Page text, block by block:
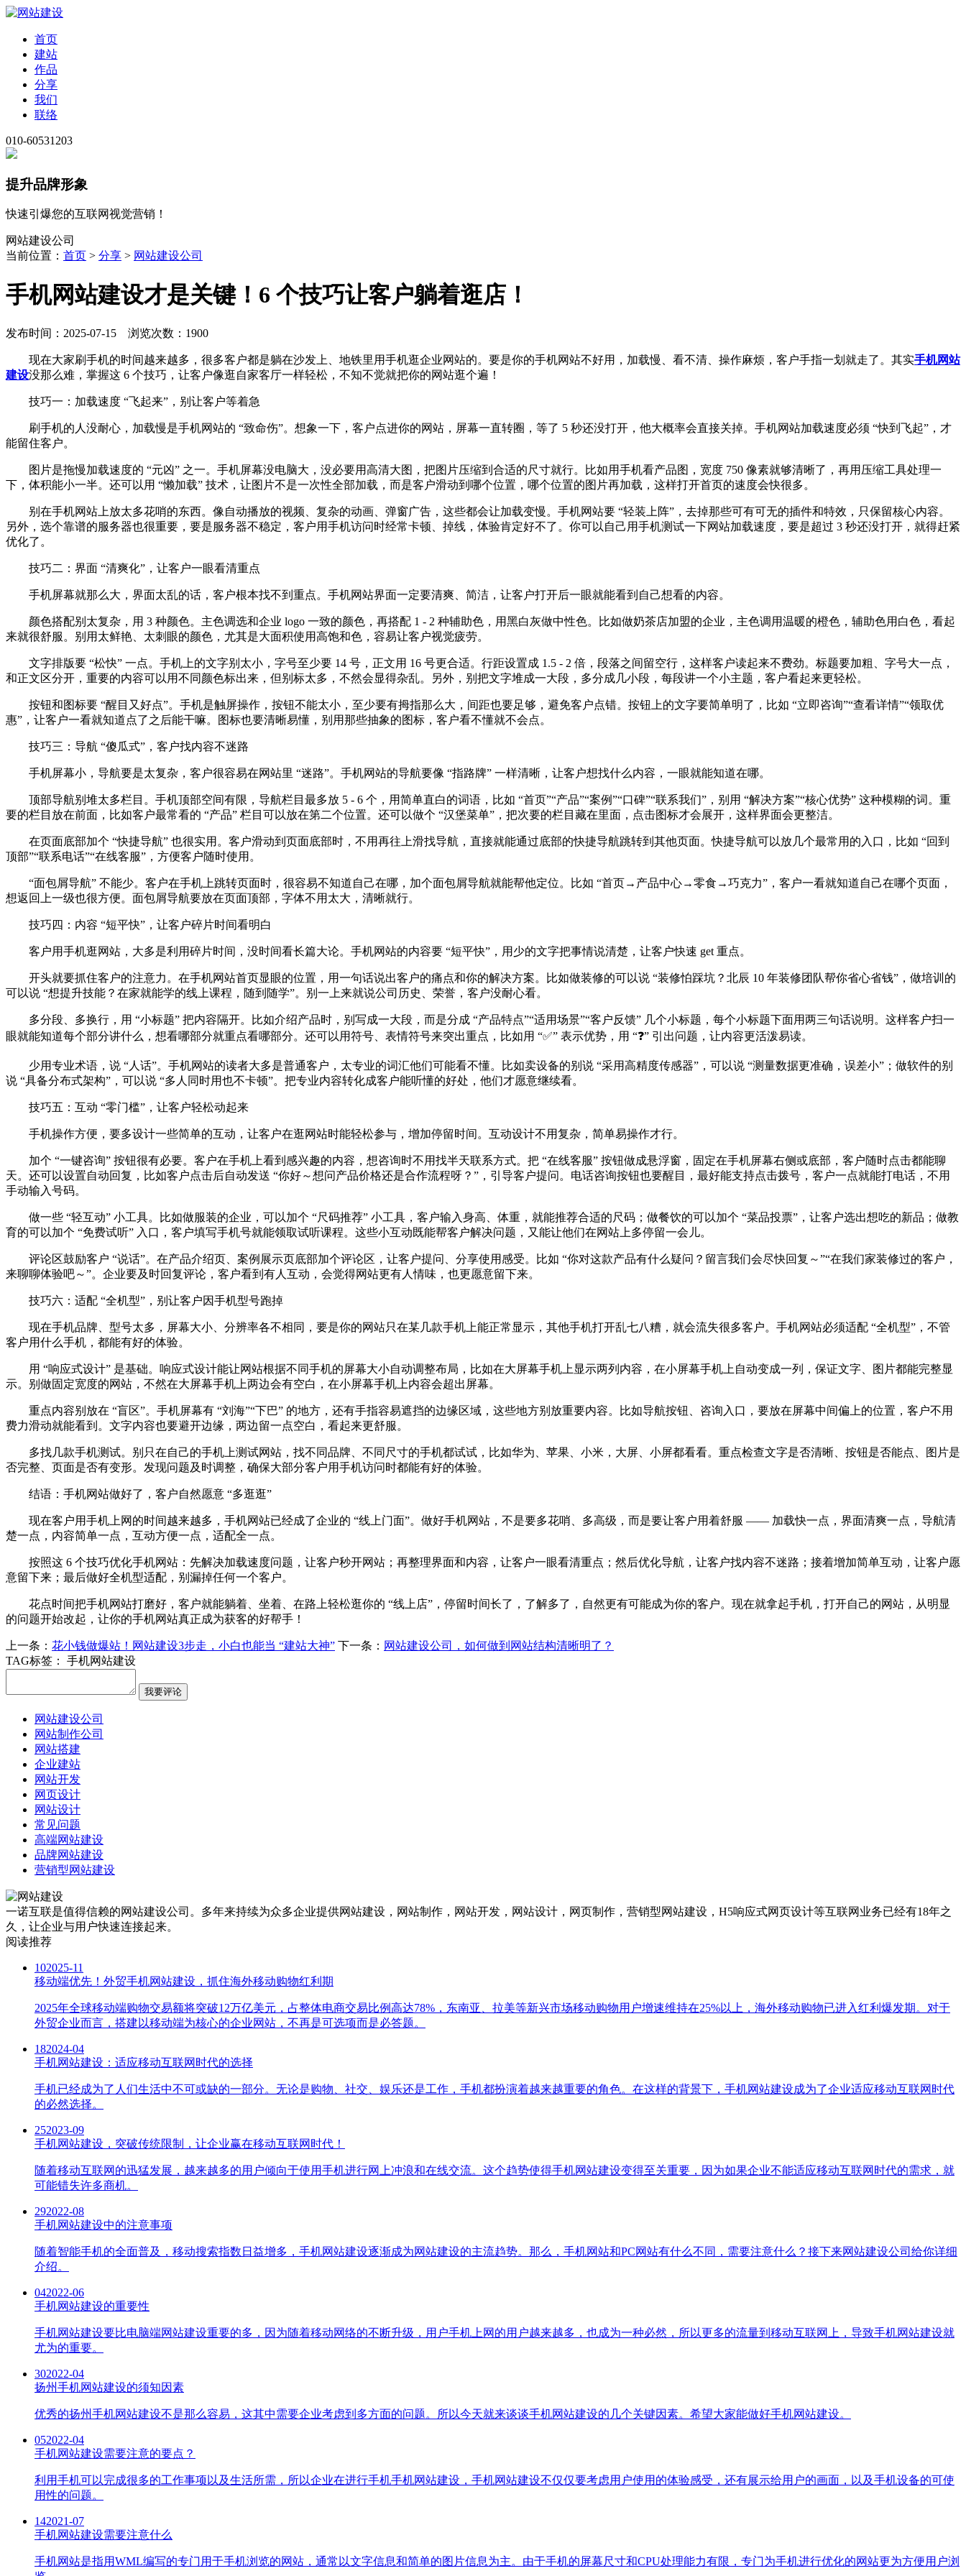
首页
建站
作品
分享
我们
联络
010-60531203
提升品牌形象
快速引爆您的互联网视觉营销！
网站建设公司
当前位置： 首页 > 分享 > 网站建设公司
手机网站建设才是关键！6 个技巧让客户躺着逛店​！
发布时间：2025-07-15 浏览次数：1900
现在大家刷手机的时间越来越多，很多客户都是躺在沙发上、地铁里用手机逛企业网站的。要是你的手机网站不好用，加载慢、看不清、操作麻烦，客户手指一划就走了。其实手机网站
建设没那么难，掌握这 6 个技巧，让客户像逛自家客厅一样轻松，不知不觉就把你的网站逛个遍！
技巧一：加载速度 “飞起来”，别让客户等着急
刷手机的人没耐心，加载慢是手机网站的 “致命伤”。想象一下，客户点进你的网站，屏幕一直转圈，等了 5 秒还没打开，他大概率会直接关掉。手机网站加载速度必须 “快到飞起”，才
能留住客户。
图片是拖慢加载速度的 “元凶” 之一。手机屏幕没电脑大，没必要用高清大图，把图片压缩到合适的尺寸就行。比如用手机看产品图，宽度 750 像素就够清晰了，再用压缩工具处理一
下，体积能小一半。还可以用 “懒加载” 技术，让图片不是一次性全部加载，而是客户滑动到哪个位置，哪个位置的图片再加载，这样打开首页的速度会快很多。
别在手机网站上放太多花哨的东西。像自动播放的视频、复杂的动画、弹窗广告，这些都会让加载变慢。手机网站要 “轻装上阵”，去掉那些可有可无的插件和特效，只保留核心内容。
另外，选个靠谱的服务器也很重要，要是服务器不稳定，客户用手机访问时经常卡顿、掉线，体验肯定好不了。你可以自己用手机测试一下网站加载速度，要是超过 3 秒还没打开，就得赶紧
优化了。
技巧二：界面 “清爽化”，让客户一眼看清重点
手机屏幕就那么大，界面太乱的话，客户根本找不到重点。手机网站界面一定要清爽、简洁，让客户打开后一眼就能看到自己想看的内容。
颜色搭配别太复杂，用 3 种颜色。主色调选和企业 logo 一致的颜色，再搭配 1 - 2 种辅助色，用黑白灰做中性色。比如做奶茶店加盟的企业，主色调用温暖的橙色，辅助色用白色，看起
来就很舒服。别用太鲜艳、太刺眼的颜色，尤其是大面积使用高饱和色，容易让客户视觉疲劳。
文字排版要 “松快” 一点。手机上的文字别太小，字号至少要 14 号，正文用 16 号更合适。行距设置成 1.5 - 2 倍，段落之间留空行，这样客户读起来不费劲。标题要加粗、字号大一点，
和正文区分开，重要的内容可以用不同颜色标出来，但别标太多，不然会显得杂乱。另外，别把文字堆成一大段，多分成几小段，每段讲一个小主题，客户看起来更轻松。
按钮和图标要 “醒目又好点”。手机是触屏操作，按钮不能太小，至少要有拇指那么大，间距也要足够，避免客户点错。按钮上的文字要简单明了，比如 “立即咨询”“查看详情”“领取优
惠”，让客户一看就知道点了之后能干嘛。图标也要清晰易懂，别用那些抽象的图标，客户看不懂就不会点。
技巧三：导航 “傻瓜式”，客户找内容不迷路
手机屏幕小，导航要是太复杂，客户很容易在网站里 “迷路”。手机网站的导航要像 “指路牌” 一样清晰，让客户想找什么内容，一眼就能知道在哪。
顶部导航别堆太多栏目。手机顶部空间有限，导航栏目最多放 5 - 6 个，用简单直白的词语，比如 “首页”“产品”“案例”“口碑”“联系我们”，别用 “解决方案”“核心优势” 这种模糊的词。重
要的栏目放在前面，比如客户最常看的 “产品” 栏目可以放在第二个位置。还可以做个 “汉堡菜单”，把次要的栏目藏在里面，点击图标才会展开，这样界面会更整洁。
在页面底部加个 “快捷导航” 也很实用。客户滑动到页面底部时，不用再往上滑找导航，直接就能通过底部的快捷导航跳转到其他页面。快捷导航可以放几个最常用的入口，比如 “回到
顶部”“联系电话”“在线客服”，方便客户随时使用。
“面包屑导航” 不能少。客户在手机上跳转页面时，很容易不知道自己在哪，加个面包屑导航就能帮他定位。比如 “首页→产品中心→零食→巧克力”，客户一看就知道自己在哪个页面，
想返回上一级也很方便。面包屑导航要放在页面顶部，字体不用太大，清晰就行。
技巧四：内容 “短平快”，让客户碎片时间看明白
客户用手机逛网站，大多是利用碎片时间，没时间看长篇大论。手机网站的内容要 “短平快”，用少的文字把事情说清楚，让客户快速 get 重点。
开头就要抓住客户的注意力。在手机网站首页显眼的位置，用一句话说出客户的痛点和你的解决方案。比如做装修的可以说 “装修怕踩坑？北辰 10 年装修团队帮你省心省钱”，做培训的
可以说 “想提升技能？在家就能学的线上课程，随到随学”。别一上来就说公司历史、荣誉，客户没耐心看。
多分段、多换行，用 “小标题” 把内容隔开。比如介绍产品时，别写成一大段，而是分成 “产品特点”“适用场景”“客户反馈” 几个小标题，每个小标题下面用两三句话说明。这样客户扫一
眼就能知道每个部分讲什么，想看哪部分就重点看哪部分。还可以用符号、表情符号来突出重点，比如用 “✅” 表示优势，用 “❓” 引出问题，让内容更活泼易读。
少用专业术语，说 “人话”。手机网站的读者大多是普通客户，太专业的词汇他们可能看不懂。比如卖设备的别说 “采用高精度传感器”，可以说 “测量数据更准确，误差小”；做软件的别
说 “具备分布式架构”，可以说 “多人同时用也不卡顿”。把专业内容转化成客户能听懂的好处，他们才愿意继续看。
技巧五：互动 “零门槛”，让客户轻松动起来
手机操作方便，要多设计一些简单的互动，让客户在逛网站时能轻松参与，增加停留时间。互动设计不用复杂，简单易操作才行。
加个 “一键咨询” 按钮很有必要。客户在手机上看到感兴趣的内容，想咨询时不用找半天联系方式。把 “在线客服” 按钮做成悬浮窗，固定在手机屏幕右侧或底部，客户随时点击都能聊
天。还可以设置自动回复，比如客户点击后自动发送 “你好～想问产品价格还是合作流程呀？”，引导客户提问。电话咨询按钮也要醒目，最好能支持点击拨号，客户一点就能打电话，不用
手动输入号码。
做一些 “轻互动” 小工具。比如做服装的企业，可以加个 “尺码推荐” 小工具，客户输入身高、体重，就能推荐合适的尺码；做餐饮的可以加个 “菜品投票”，让客户选出想吃的新品；做教
育的可以加个 “免费试听” 入口，客户填写手机号就能领取试听课程。这些小互动既能帮客户解决问题，又能让他们在网站上多停留一会儿。
评论区鼓励客户 “说话”。在产品介绍页、案例展示页底部加个评论区，让客户提问、分享使用感受。比如 “你对这款产品有什么疑问？留言我们会尽快回复～”“在我们家装修过的客户，
来聊聊体验吧～”。企业要及时回复评论，客户看到有人互动，会觉得网站更有人情味，也更愿意留下来。
技巧六：适配 “全机型”，别让客户因手机型号跑掉
现在手机品牌、型号太多，屏幕大小、分辨率各不相同，要是你的网站只在某几款手机上能正常显示，其他手机打开乱七八糟，就会流失很多客户。手机网站必须适配 “全机型”，不管
客户用什么手机，都能有好的体验。
用 “响应式设计” 是基础。响应式设计能让网站根据不同手机的屏幕大小自动调整布局，比如在大屏幕手机上显示两列内容，在小屏幕手机上自动变成一列，保证文字、图片都能完整显
示。别做固定宽度的网站，不然在大屏幕手机上两边会有空白，在小屏幕手机上内容会超出屏幕。
重点内容别放在 “盲区”。手机屏幕有 “刘海”“下巴” 的地方，还有手指容易遮挡的边缘区域，这些地方别放重要内容。比如导航按钮、咨询入口，要放在屏幕中间偏上的位置，客户不用
费力滑动就能看到。文字内容也要避开边缘，两边留一点空白，看起来更舒服。
多找几款手机测试。别只在自己的手机上测试网站，找不同品牌、不同尺寸的手机都试试，比如华为、苹果、小米，大屏、小屏都看看。重点检查文字是否清晰、按钮是否能点、图片是
否完整、页面是否有变形。发现问题及时调整，确保大部分客户用手机访问时都能有好的体验。
结语：手机网站做好了，客户自然愿意 “多逛逛”
现在客户用手机上网的时间越来越多，手机网站已经成了企业的 “线上门面”。做好手机网站，不是要多花哨、多高级，而是要让客户用着舒服 —— 加载快一点，界面清爽一点，导航清
楚一点，内容简单一点，互动方便一点，适配全一点。
按照这 6 个技巧优化手机网站：先解决加载速度问题，让客户秒开网站；再整理界面和内容，让客户一眼看清重点；然后优化导航，让客户找内容不迷路；接着增加简单互动，让客户愿
意留下来；最后做好全机型适配，别漏掉任何一个客户。
花点时间把手机网站打磨好，客户就能躺着、坐着、在路上轻松逛你的 “线上店”，停留时间长了，了解多了，自然更有可能成为你的客户。现在就拿起手机，打开自己的网站，从明显
的问题开始改起，让你的手机网站真正成为获客的好帮手！
上一条： 花小钱做爆站！网站建设3步走，小白也能当 “建站大神”​ 下一条： 网站建设公司，如何做到网站结构清晰明了？
TAG标签：
手机网站建设
网站建设公司
网站制作公司
网站搭建
企业建站
网站开发
网页设计
网站设计
常见问题
高端网站建设
品牌网站建设
营销型网站建设
一诺互联是值得信赖的网站建设公司。多年来持续为众多企业提供网站建设，网站制作，网站开发，网站设计，网页制作，营销型网站建设，H5响应式网页设计等互联网业务已经有18年之
久，让企业与用户快速连接起来。
阅读推荐
102025-11
移动端优先！外贸手机网站建设，抓住海外移动购物红利期
2025年全球移动端购物交易额将突破12万亿美元，占整体电商交易比例高达78%，东南亚、拉美等新兴市场移动购物用户增速维持在25%以上，海外移动购物已进入红利爆发期。对于
外贸企业而言，搭建以移动端为核心的企业网站，不再是可选项而是必答题。
182024-04
手机网站建设：适应移动互联网时代的选择
手机已经成为了人们生活中不可或缺的一部分。无论是购物、社交、娱乐还是工作，手机都扮演着越来越重要的角色。在这样的背景下，手机网站建设成为了企业适应移动互联网时代
的必然选择。
252023-09
手机网站建设，突破传统限制，让企业赢在移动互联网时代！
随着移动互联网的迅猛发展，越来越多的用户倾向于使用手机进行网上冲浪和在线交流。这个趋势使得手机网站建设变得至关重要，因为如果企业不能适应移动互联网时代的需求，就
可能错失许多商机。
292022-08
手机网站建设中的注意事项
随着智能手机的全面普及，移动搜索指数日益增多，手机网站建设逐渐成为网站建设的主流趋势。那么，手机网站和PC网站有什么不同，需要注意什么？接下来网站建设公司给你详细
介绍。
042022-06
手机网站建设的重要性
手机网站建设要比电脑端网站建设重要的多，因为随着移动网络的不断升级，用户手机上网的用户越来越多，也成为一种必然，所以更多的流量到移动互联网上，导致手机网站建设就
尤为的重要。
302022-04
扬州手机网站建设的须知因素
优秀的扬州手机网站建设不是那么容易，这其中需要企业考虑到多方面的问题。所以今天就来谈谈手机网站建设的几个关键因素。希望大家能做好手机网站建设。
052022-04
手机网站建设需要注意的要点？
利用手机可以完成很多的工作事项以及生活所需，所以企业在进行手机手机网站建设，手机网站建设不仅仅要考虑用户使用的体验感受，还有展示给用户的画面，以及手机设备的可使
用性的问题。
142021-07
手机网站建设需要注意什么
手机网站是指用WML编写的专门用于手机浏览的网站，通常以文字信息和简单的图片信息为主。由于手机的屏幕尺寸和CPU处理能力有限，专门为手机进行优化的网站更为方便用户浏